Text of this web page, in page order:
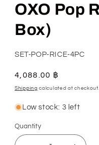
OXO Pop
Box)
SKU:
SET-POP-RICE-4PC
Regular
price
4,088.00 ฿
Shipping calculated at checkout.
Low stock: 3 left
Quantity
Quantity